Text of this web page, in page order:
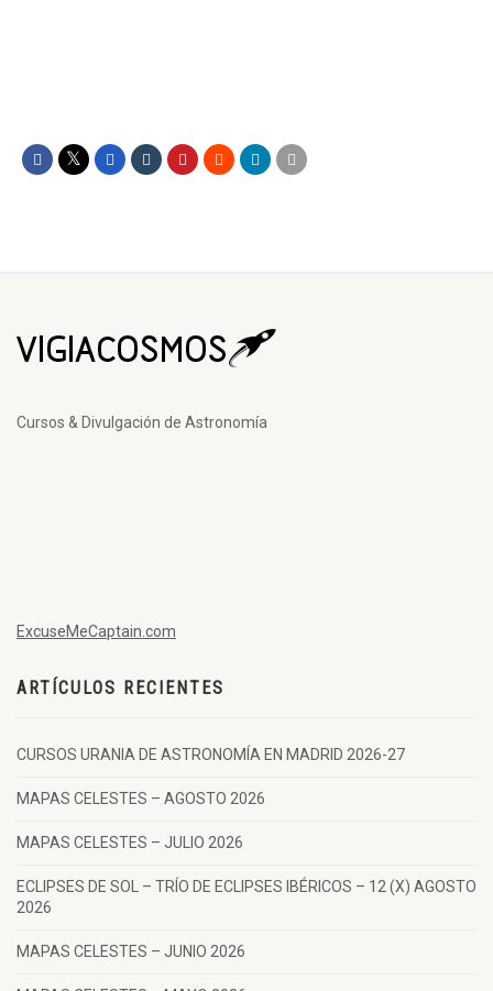
Cursos & Divulgación de Astronomía
ExcuseMeCaptain.com
ARTÍCULOS RECIENTES
CURSOS URANIA DE ASTRONOMÍA EN MADRID 2026-27
MAPAS CELESTES – AGOSTO 2026
MAPAS CELESTES – JULIO 2026
ECLIPSES DE SOL – TRÍO DE ECLIPSES IBÉRICOS – 12 (X) AGOSTO
2026
MAPAS CELESTES – JUNIO 2026